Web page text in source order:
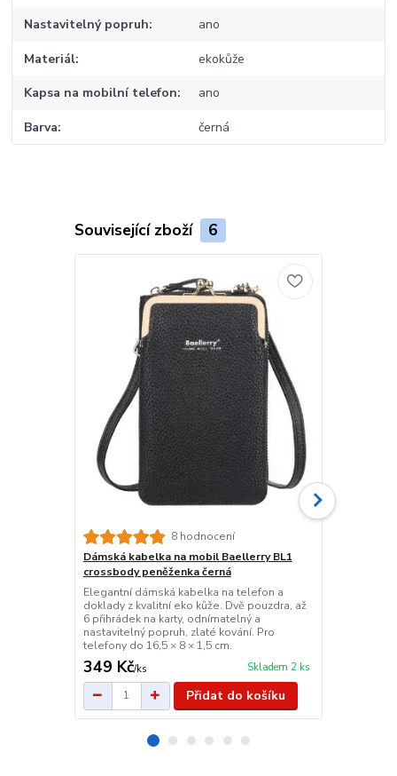
Nastavitelný popruh ano
Materiál ekokůže
Kapsa na mobilní telefon ano
Barva černá
Související zboží 6
8 hodnocení
Dámská kabelka na mobil Baellerry BL1
crossbody peněženka černá
Elegantní dámská kabelka na telefon a
doklady z kvalitní eko kůže. Dvě pouzdra, až
6 přihrádek na karty, odnímatelný a
nastavitelný popruh, zlaté kování. Pro
telefony do 16,5 × 8 × 1,5 cm.
349 Kč/ks Skladem 2 ks
Přidat do košíku